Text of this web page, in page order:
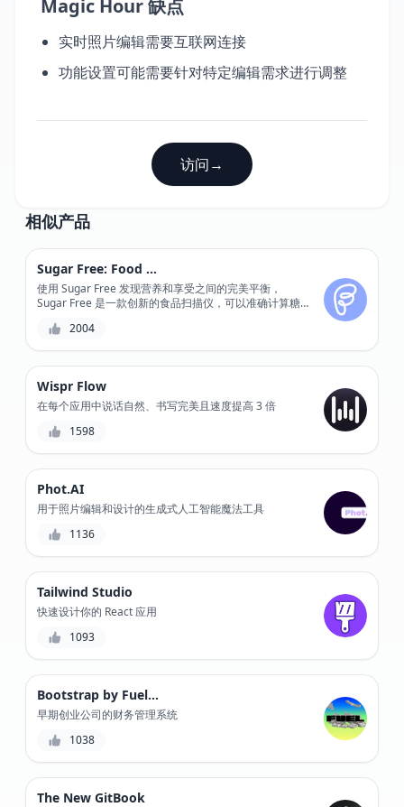
Magic Hour 缺点
实时照片编辑需要互联网连接
功能设置可能需要针对特定编辑需求进行调整
访问→
相似产品
Sugar Free: Food Scanner
使用 Sugar Free 发现营养和享受之间的完美平衡，
Sugar Free 是一款创新的食品扫描仪，可以准确计算糖
2004
Wispr Flow
在每个应用中说话自然、书写完美且速度提高 3 倍
1598
Phot.AI
用于照片编辑和设计的生成式人工智能魔法工具
1136
Tailwind Studio
快速设计你的 React 应用
1093
Bootstrap by Fuelfinance
早期创业公司的财务管理系统
1038
The New GitBook